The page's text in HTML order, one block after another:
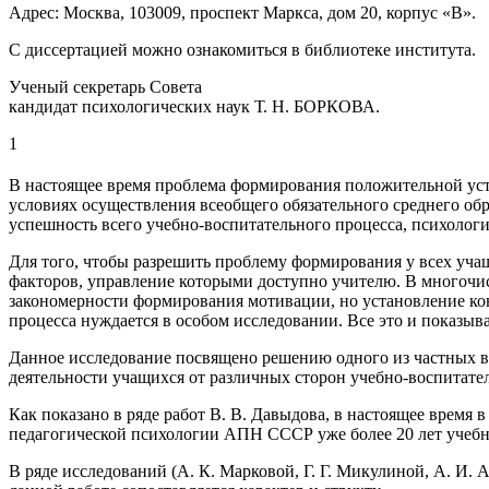
Адрес: Москва, 103009, проспект Маркса, дом 20, корпус «В».
С диссертацией можно ознакомиться в библиотеке института.
Ученый секретарь Совета
кандидат психологических наук Т. Н. БОРКОВА.
1
В настоящее время проблема формирования положительной
условиях осуществления всеобщего обязательного среднего
успешность всего учебно-воспитательного процесса,
Для того, чтобы разрешить проблему формирования у всех
факторов, управление которыми доступно учителю. В
закономерности формирования мотивации, но установление
процесса нуждается в особом исследовании. Все это и
Данное исследование посвящено решению одного из частных
деятельности учащихся от различных сторон учебно-
Как показано в ряде работ В. В. Давыдова, в настоящее
педагогической психологии АПН СССР уже более 20 лет
В ряде исследований (А. К. Марковой, Г. Г. Микулиной, А. И.